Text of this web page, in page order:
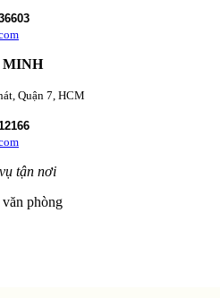
MINH
Quận 7, HCM
tận nơi
phòng